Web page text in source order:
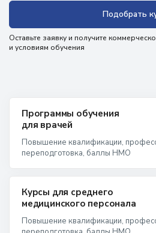
Подобрать
Оставьте заявку и получите
и условиям обучения
Программы обучения
для врачей
Повышение квалификации,
переподготовка, баллы НМО
Курсы для среднего
медицинского персонала
Повышение квалификации,